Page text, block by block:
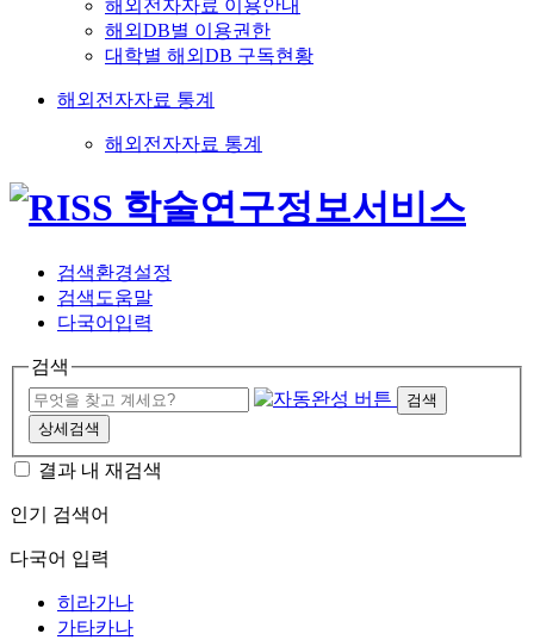
해외전자자료 이용안내
해외DB별 이용권한
대학별 해외DB 구독현황
해외전자자료 통계
해외전자자료 통계
검색환경설정
검색도움말
다국어입력
검색
검색
상세검색
결과 내 재검색
인기 검색어
다국어 입력
히라가나
가타카나